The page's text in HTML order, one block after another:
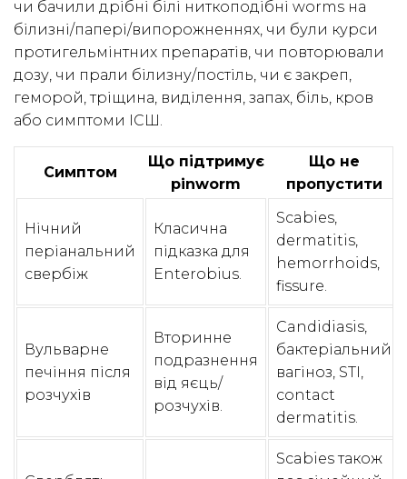
чи бачили дрібні білі ниткоподібні worms на
білизні/папері/випорожненнях, чи були курси
протигельмінтних препаратів, чи повторювали
дозу, чи прали білизну/постіль, чи є закреп,
геморой, тріщина, виділення, запах, біль, кров
або симптоми ІСШ.
Симптом
Що підтримує
pinworm
Що не
пропустити
Нічний
періанальний
свербіж
Класична
підказка для
Enterobius.
Scabies,
dermatitis,
hemorrhoids,
fissure.
Вульварне
печіння після
розчухів
Вторинне
подразнення
від яєць/
розчухів.
Candidiasis,
бактеріальний
вагіноз, STI,
contact
dermatitis.
Scabies також